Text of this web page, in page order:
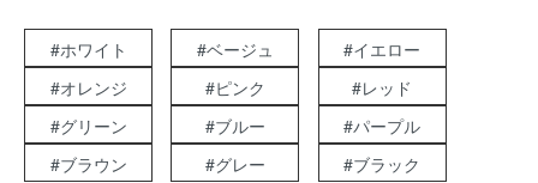
#ホワイト #ベージュ
#イエロー
#オレンジ
#ピンク
#レッド
#グリーン
#ブルー
#パープル
#ブラウン
#グレー #ブラック